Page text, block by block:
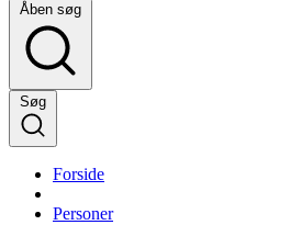
Åben søg
Søg
Forside
Personer